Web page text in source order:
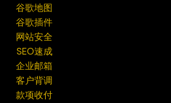
谷歌地图
谷歌插件
网站安全
SEO速成
企业邮箱
客户背调
款项收付